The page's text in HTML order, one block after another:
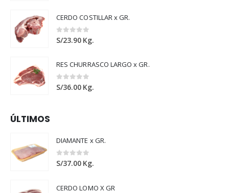
CERDO COSTILLAR x GR.
0out of 5
S/23.90 Kg.
RES CHURRASCO LARGO x GR.
0out of 5
S/36.00 Kg.
ÚLTIMOS
DIAMANTE x GR.
0out of 5
S/37.00 Kg.
CERDO LOMO X GR